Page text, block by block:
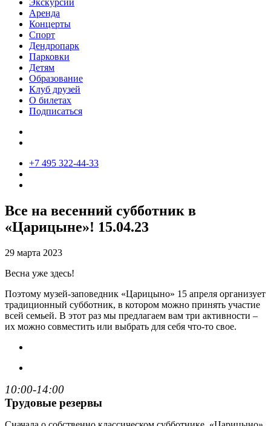
Экскурсии
Аренда
Концерты
Спорт
Дендропарк
Парковки
Детям
Образование
Клуб друзей
О билетах
Подписаться
+7 495 322-44-33
Все на весенний субботник в
«Царицыне»! 15.04.23
29 марта 2023
Весна уже здесь!
Поэтому музей-заповедник «Царицыно» 15 апреля организует
традиционный субботник, в котором можно принять участие
всей семьей. В этот раз мы предлагаем вам три активности –
их можно совместить или выбрать для себя что-то свое.
10:00-14:00
Трудовые резервы